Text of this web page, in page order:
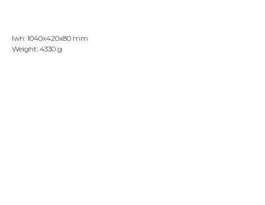
lwh: 1040x420x80 mm
Weight: 4330 g